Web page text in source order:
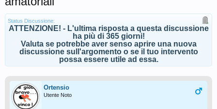
Status Discussione:
ATTENZIONE! - L'ultima risposta a questa discussione
ha più di 365 giorni!
Valuta se potrebbe aver senso aprire una nuova
discussione sull'argomento o se il tuo intervento
possa essere utile ad essa.
Ortensio
Utente Noto